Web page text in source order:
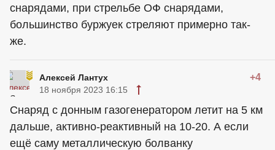
снарядами, при стрельбе ОФ снарядами,
большинство буржуек стреляют примерно так-
же.
Алексей Лантух +4
18 ноября 2023 16:15
Снаряд с донным газогенератором летит на 5 км
дальше, активно-реактивный на 10-20. А если
ещё саму металлическую болванку